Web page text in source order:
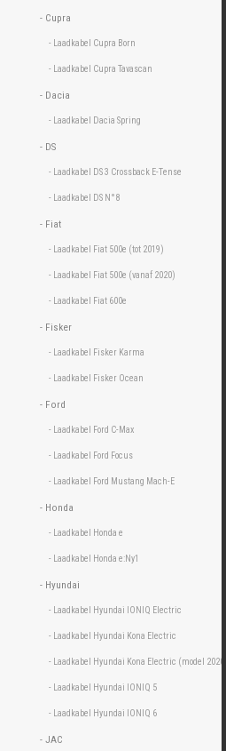
- Cupra
- Laadkabel Cupra Born
- Laadkabel Cupra Tavascan
- Dacia
- Laadkabel Dacia Spring
- DS
- Laadkabel DS 3 Crossback E-Tense
- Laadkabel DS N°8
- Fiat
- Laadkabel Fiat 500e (tot 2019)
- Laadkabel Fiat 500e (vanaf 2020)
- Laadkabel Fiat 600e
- Fisker
- Laadkabel Fisker Karma
- Laadkabel Fisker Ocean
- Ford
- Laadkabel Ford C-Max
- Laadkabel Ford Focus
- Laadkabel Ford Mustang Mach-E
- Honda
- Laadkabel Honda e
- Laadkabel Honda e:Ny1
- Hyundai
- Laadkabel Hyundai IONIQ Electric
- Laadkabel Hyundai Kona Electric
- Laadkabel Hyundai Kona Electric (model 2020)
- Laadkabel Hyundai IONIQ 5
- Laadkabel Hyundai IONIQ 6
- JAC